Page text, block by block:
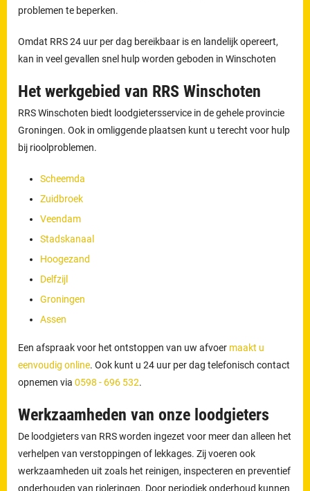
problemen te beperken.
Omdat RRS 24 uur per dag bereikbaar is en landelijk opereert,
kan in veel gevallen snel hulp worden geboden in Winschoten
Het werkgebied van RRS Winschoten
RRS Winschoten biedt loodgietersservice in de gehele provincie
Groningen. Ook in omliggende plaatsen kunt u terecht voor hulp
bij rioolproblemen.
Scheemda
Zuidbroek
Veendam
Stadskanaal
Hoogezand
Delfzijl
Groningen
Assen
Een afspraak voor het ontstoppen van uw afvoer maakt u
eenvoudig online. Ook kunt u 24 uur per dag telefonisch contact
opnemen via0598 - 696 532.
Werkzaamheden van onze loodgieters
De loodgieters van RRS worden ingezet voor meer dan alleen het
verhelpen van verstoppingen of lekkages. Zij voeren ook
werkzaamheden uit zoals het reinigen, inspecteren en preventief
onderhouden van rioleringen. Door periodiek onderhoud kunnen